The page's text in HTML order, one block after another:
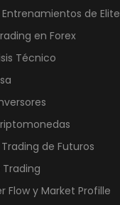
de Elite
en Forex
Técnico
de Futuros
Flow y Market Profille